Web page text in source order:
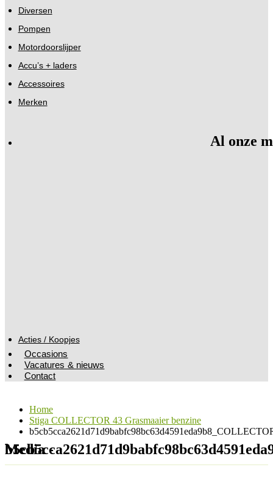
Diversen
Pompen
Motordoorslijper
Accu’s + laders
Accessoires
Merken
Al onze
Acties / Koopjes
Occasions
Vacatures & nieuws
Contact
Home
Stiga COLLECTOR 43 Grasmaaier benzine
Media -